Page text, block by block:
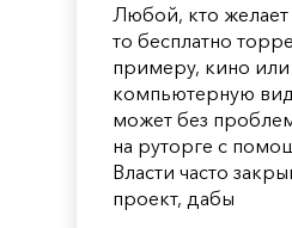
Любой, кто желает
то бесплатно
примеру, кино или
компьютерную
может без
на руторге с
Власти часто
проект, дабы